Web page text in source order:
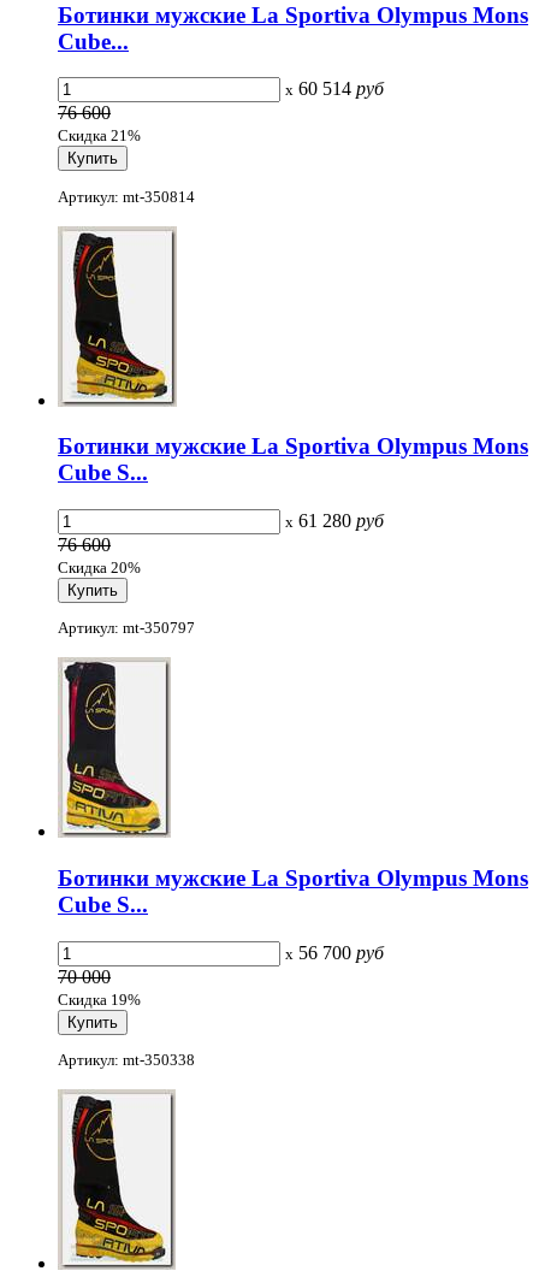
Ботинки мужские La Sportiva Olympus Mons
Cube...
x 60 514 руб
76 600
Скидка 21%
Артикул: mt-350814
Ботинки мужские La Sportiva Olympus Mons
Cube S...
x 61 280 руб
76 600
Скидка 20%
Артикул: mt-350797
Ботинки мужские La Sportiva Olympus Mons
Cube S...
x 56 700 руб
70 000
Скидка 19%
Артикул: mt-350338